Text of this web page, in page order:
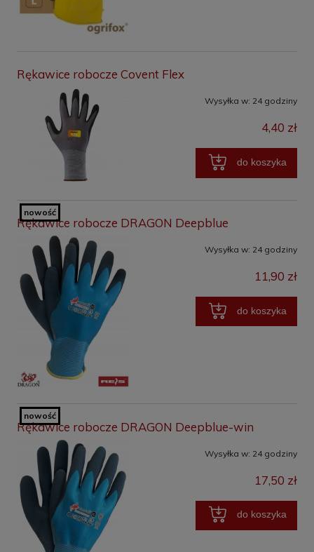
Rękawice robocze Covent Flex
Wysyłka w: 24 godziny
4,40 zł
do koszyka
Rękawice robocze DRAGON Deepblue
Wysyłka w: 24 godziny
11,90 zł
do koszyka
nowość
Rękawice robocze DRAGON Deepblue-win
Wysyłka w: 24 godziny
17,50 zł
do koszyka
nowość